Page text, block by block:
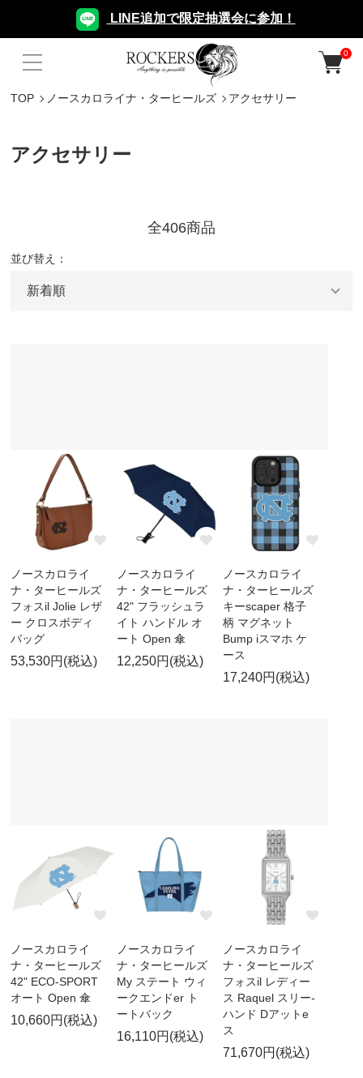
LINE追加で限定抽選会に参加！
0
TOP ノースカロライナ・ターヒールズ アクセサリー
アクセサリー
全406商品
並び替え：
ノースカロライ
ナ・ターヒールズ
フォスil Jolie レザ
ー クロスボディ
バッグ
53,530円(税込)
ノースカロライ
ナ・ターヒールズ
42" フラッシュラ
イト ハンドル オ
ート Open 傘
12,250円(税込)
ノースカロライ
ナ・ターヒールズ
キーscaper 格子
柄 マグネット
Bump iスマホ ケ
ース
17,240円(税込)
ノースカロライ
ナ・ターヒールズ
42" ECO-SPORT
オート Open 傘
10,660円(税込)
ノースカロライ
ナ・ターヒールズ
My ステート ウィ
ークエンドer ト
ートバック
16,110円(税込)
ノースカロライ
ナ・ターヒールズ
フォスil レディー
ス Raquel スリー-
ハンド Dアットe
ス
71,670円(税込)